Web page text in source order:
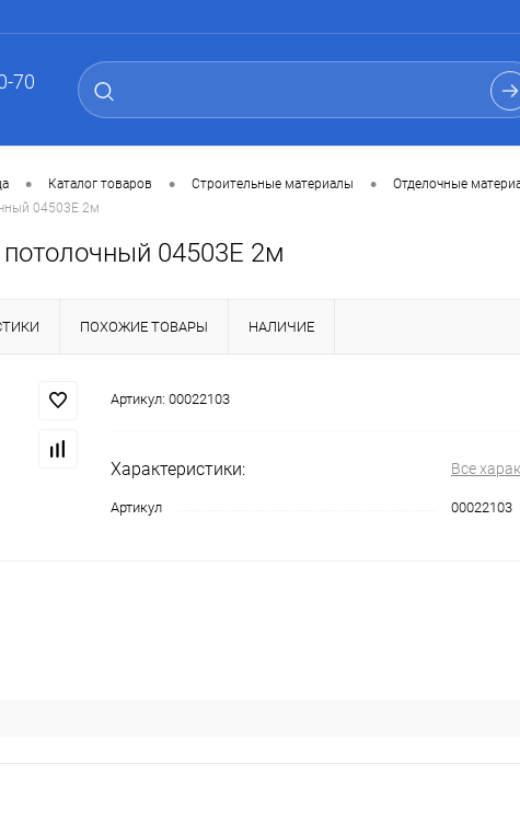
70
• Каталог товаров • Строительные материалы • Отделочные
04503Е 2м
потолочный 04503Е 2м
ПОХОЖИЕ ТОВАРЫ НАЛИЧИЕ
Артикул: 00022103
Характеристики: Все
Артикул 00022103